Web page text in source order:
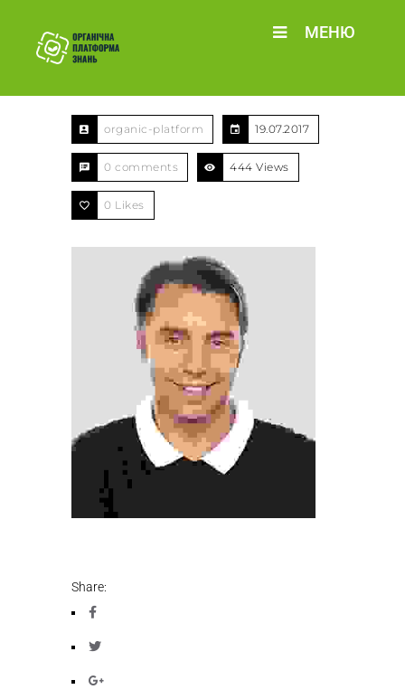
МЕНЮ
organic-platform 19.07.2017
0 comments 444 Views
0 Likes
Share: